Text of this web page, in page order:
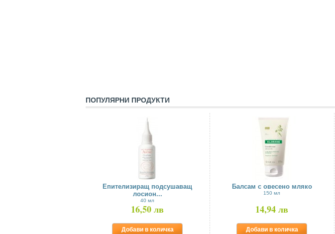
ПОПУЛЯРНИ ПРОДУКТИ
Eпителизиращ подсушаващ
лосион...
40 мл
16,50 лв
Добави в количка
Балсам с овесено мляко
150 мл
14,94 лв
Добави в количка